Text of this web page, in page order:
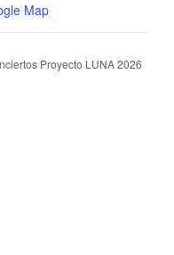
Map
Proyecto LUNA 2026